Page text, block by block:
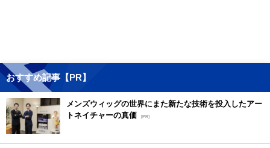
おすすめ記事【PR】
メンズウィッグの世界にまた新たな技術を投入したアー
トネイチャーの真価 [PR]